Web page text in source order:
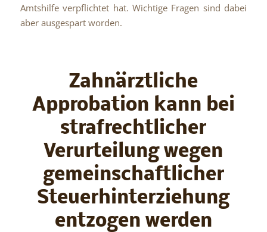
Amtshilfe verpflichtet hat. Wichtige Fragen sind dabei
aber ausgespart worden.
Zahnärztliche
Approbation kann bei
strafrechtlicher
Verurteilung wegen
gemeinschaftlicher
Steuerhinterziehung
entzogen werden